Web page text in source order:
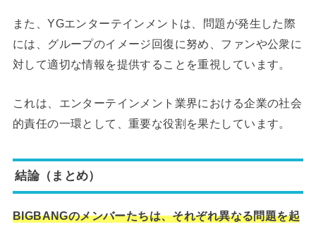
また、YGエンターテインメントは、問題が発生した際
には、グループのイメージ回復に努め、ファンや公衆に
対して適切な情報を提供することを重視しています。
これは、エンターテインメント業界における企業の社会
的責任の一環として、重要な役割を果たしています。
結論（まとめ）
BIGBANGのメンバーたちは、それぞれ異なる問題を起